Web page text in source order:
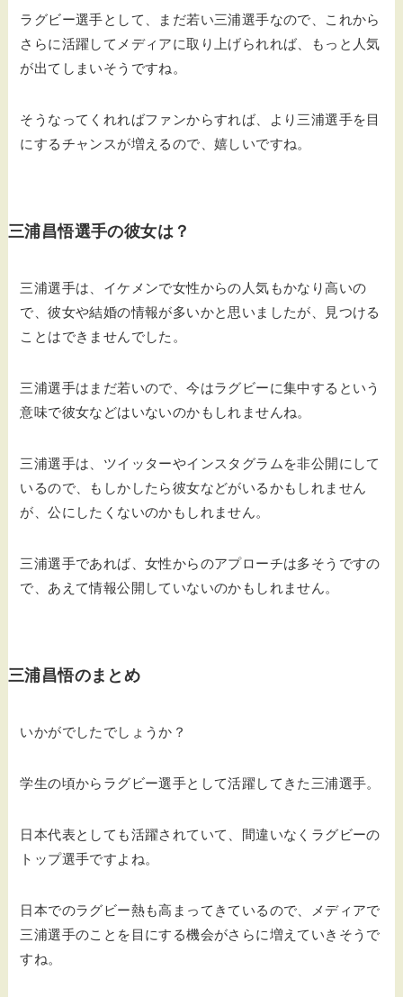
ラグビー選手として、まだ若い三浦選手なので、これから
さらに活躍してメディアに取り上げられれば、もっと人気
が出てしまいそうですね。
そうなってくれればファンからすれば、より三浦選手を目
にするチャンスが増えるので、嬉しいですね。
三浦昌悟選手の彼女は？
三浦選手は、イケメンで女性からの人気もかなり高いの
で、彼女や結婚の情報が多いかと思いましたが、見つける
ことはできませんでした。
三浦選手はまだ若いので、今はラグビーに集中するという
意味で彼女などはいないのかもしれませんね。
三浦選手は、ツイッターやインスタグラムを非公開にして
いるので、もしかしたら彼女などがいるかもしれません
が、公にしたくないのかもしれません。
三浦選手であれば、女性からのアプローチは多そうですの
で、あえて情報公開していないのかもしれません。
三浦昌悟のまとめ
いかがでしたでしょうか？
学生の頃からラグビー選手として活躍してきた三浦選手。
日本代表としても活躍されていて、間違いなくラグビーの
トップ選手ですよね。
日本でのラグビー熱も高まってきているので、メディアで
三浦選手のことを目にする機会がさらに増えていきそうで
すね。